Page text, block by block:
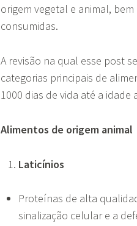
origem vegetal e animal,
consumidas.
A revisão na qual esse post
categorias principais de
1000 dias de vida até a
Alimentos de origem animal
Laticínios
Proteínas de alta
sinalização celular e a